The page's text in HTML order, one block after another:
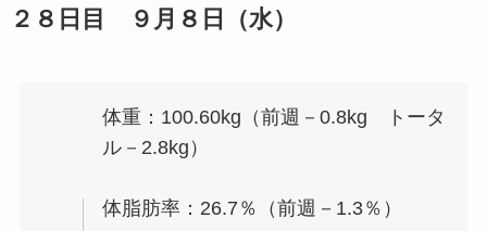
２８日目 ９月８日（水）
体重：100.60kg（前週－0.8kg トータ
ル－2.8kg）
体脂肪率：26.7％（前週－1.3％）